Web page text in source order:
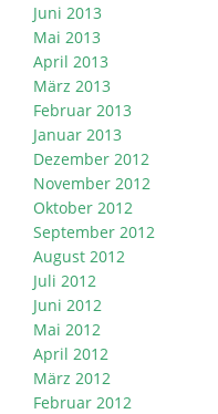
Juni 2013
Mai 2013
April 2013
März 2013
Februar 2013
Januar 2013
Dezember 2012
November 2012
Oktober 2012
September 2012
August 2012
Juli 2012
Juni 2012
Mai 2012
April 2012
März 2012
Februar 2012